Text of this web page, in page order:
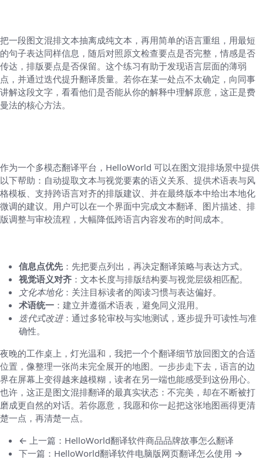
把一段图文混排文本抽离成纯文本，再用简单的语言重组，用最短
的句子表达同样信息，随后对照原文检查要点是否完整，情感是否
传达，排版要点是否保留。这个练习有助于发现语言层面的薄弱
点，并通过迭代提升翻译质量。若你在某一处点不太确定，向同事
讲解这段文字，看看他们是否能从你的解释中理解原意，这正是费
曼法的核心方法。
作为一个多模态翻译平台，HelloWorld 可以在图文混排场景中提供
以下帮助：自动提取文本与视觉要素的语义关系、提供术语表与风
格模板、支持跨语言对齐的排版建议、并在最终版本中给出本地化
微调的建议。用户可以在一个界面中完成文本翻译、图片描述、排
版调整与审校流程，大幅降低跨语言内容发布的时间成本。
信息点优先：先把要点列出，再决定翻译策略与表达方式。
视觉语义对齐 ：文本长度与排版结构要与视觉层级相匹配。
文化本地化：关注目标读者的阅读习惯与表达偏好。
术语统一 ：建立并遵循术语表，避免同义混用。
迭代式改进：通过多轮审校与实地测试，逐步提升可读性与准
确性。
夜晚的工作桌上，灯光温和，我把一个个翻译细节放回图文的合适
位置，像整理一张尚未完全展开的地图。一步步走下去，语言的边
界在屏幕上变得越来越模糊，读者在另一端也能感受到这份用心。
也许，这正是图文混排翻译的最真实状态：不完美，却在不断被打
磨成更自然的对话。若你愿意，我愿和你一起把这张地图画得更清
楚一点，再清楚一点。
← 上一篇：HelloWorld翻译软件商品品牌故事怎么翻译
下一篇：HelloWorld翻译软件电脑版网页翻译怎么使用 →